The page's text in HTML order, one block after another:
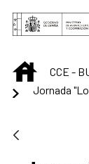
Saltar al
INICIO
CCE -